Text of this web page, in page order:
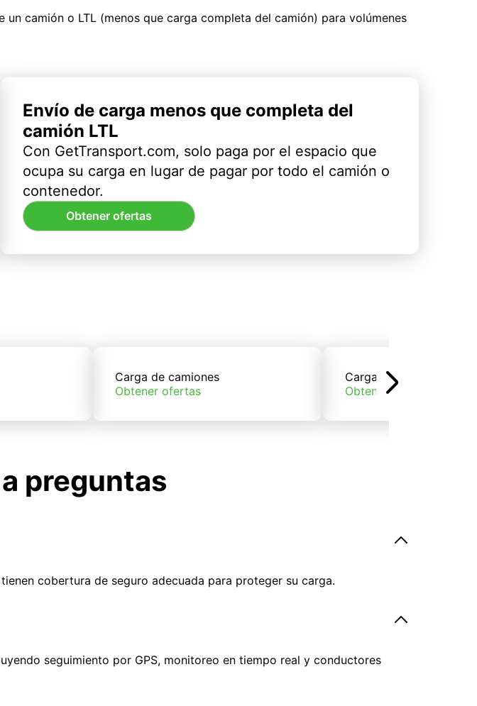
camión o LTL (menos que carga completa del camión) para volúmenes
Envío de carga menos que completa del
camión LTL
Con GetTransport.com, solo paga por el espacio que
ocupa su carga en lugar de pagar por todo el camión o
contenedor.
Obtener ofertas
Carga de camiones
Obtener ofertas
Carga de trenes
Obtener ofertas
preguntas
cobertura de seguro adecuada para proteger su carga.
seguimiento por GPS, monitoreo en tiempo real y conductores